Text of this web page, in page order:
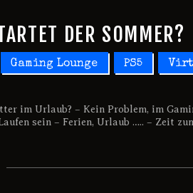
DER SOMMER?
Gaming Lounge PS5
im Urlaub? – Kein Problem, im
sein – Ferien, Urlaub ….. – Zeit